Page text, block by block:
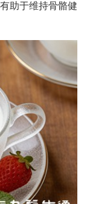
助于维持骨骼健